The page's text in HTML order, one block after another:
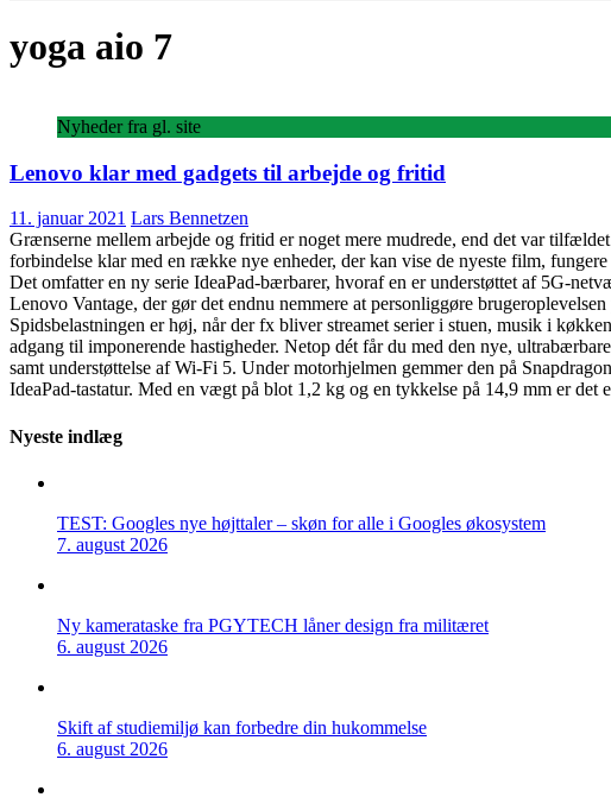
yoga aio 7
Nyheder fra gl. site
Lenovo klar med gadgets til arbejde og fritid
11. januar 2021 Lars Bennetzen
Grænserne mellem arbejde og fritid er noget mere mudrede, end det var
forbindelse klar med en række nye enheder, der kan vise de nyeste film,
Det omfatter en ny serie IdeaPad-bærbarer, hvoraf en er understøttet af 5G-
Lenovo Vantage, der gør det endnu nemmere at personliggøre
Spidsbelastningen er høj, når der fx bliver streamet serier i stuen, musik i
adgang til imponerende hastigheder. Netop dét får du med den nye,
samt understøttelse af Wi-Fi 5. Under motorhjelmen gemmer den på
IdeaPad-tastatur. Med en vægt på blot 1,2 kg og en tykkelse på 14,9 mm er det
Nyeste indlæg
TEST: Googles nye højttaler – skøn for alle i Googles økosystem
7. august 2026
Ny kamerataske fra PGYTECH låner design fra militæret
6. august 2026
Skift af studiemiljø kan forbedre din hukommelse
6. august 2026